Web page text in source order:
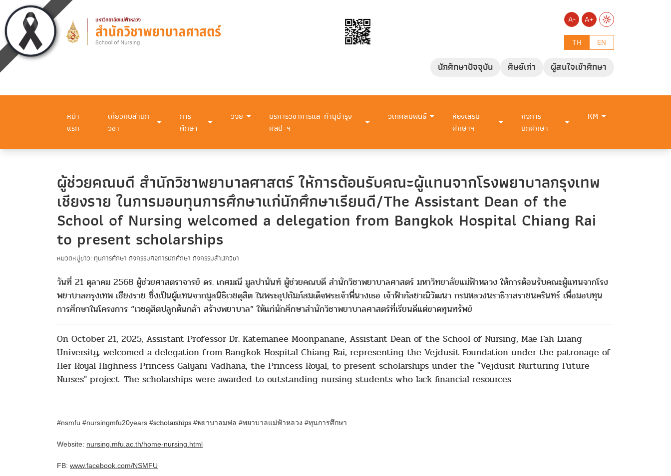
A-
A+
TH
EN
นักศึกษาปัจจุบัน ศิษย์เก่า ผู้สนใจเข้าศึกษา
หน้า
แรก
เกี่ยวกับสำนัก
วิชา
การ
ศึกษา
วิจัย
บริการวิชาการและทำนุบำรุง
ศิลปะฯ
วิเทศสัมพันธ์
ห้องเสริม
ศึกษาฯ
กิจการ
นักศึกษา
KM
ผู้ช่วยคณบดี สำนักวิชาพยาบาลศาสตร์ ให้การต้อนรับคณะผู้แทนจากโรงพยาบาลกรุงเทพ
เชียงราย ในการมอบทุนการศึกษาแก่นักศึกษาเรียนดี/The Assistant Dean of the
School of Nursing welcomed a delegation from Bangkok Hospital Chiang Rai
to present scholarships
หมวดหมู่ข่าว: ทุนการศึกษา กิจกรรมกิจการนักศึกษา กิจกรรมสำนักวิชา
วันที่ 21 ตุลาคม 2568 ผู้ช่วยศาสตราจารย์ ดร. เกศมณี มูลปานันท์ ผู้ช่วยคณบดี สำนักวิชาพยาบาลศาสตร์ มหาวิทยาลัยแม่ฟ้าหลวง ให้การต้อนรับคณะผู้แทนจากโรง
พยาบาลกรุงเทพ เชียงราย ซึ่งเป็นผู้แทนจากมูลนิธิเวชดุสิต ในพระอุปถัมภ์สมเด็จพระเจ้าพี่นางเธอ เจ้าฟ้ากัลยาณิวัฒนา กรมหลวงนราธิวาสราชนครินทร์ เพื่อมอบทุน
การศึกษาในโครงการ “เวชดุสิตปลูกต้นกล้า สร้างพยาบาล” ให้แก่นักศึกษาสำนักวิชาพยาบาลศาสตร์ที่เรียนดีแต่ขาดทุนทรัพย์
On October 21, 2025, Assistant Professor Dr. Katemanee Moonpanane, Assistant Dean of the School of Nursing, Mae Fah Luang
University, welcomed a delegation from Bangkok Hospital Chiang Rai, representing the Vejdusit Foundation under the patronage of
Her Royal Highness Princess Galyani Vadhana, the Princess Royal, to present scholarships under the "Vejdusit Nurturing Future
Nurses" project. The scholarships were awarded to outstanding nursing students who lack financial resources.
#nsmfu #nursingmfu20years #scholarships #พยาบาลมฟล #พยาบาลแม่ฟ้าหลวง #ทุนการศึกษา
Website: nursing.mfu.ac.th/home-nursing.html
FB: www.facebook.com/NSMFU